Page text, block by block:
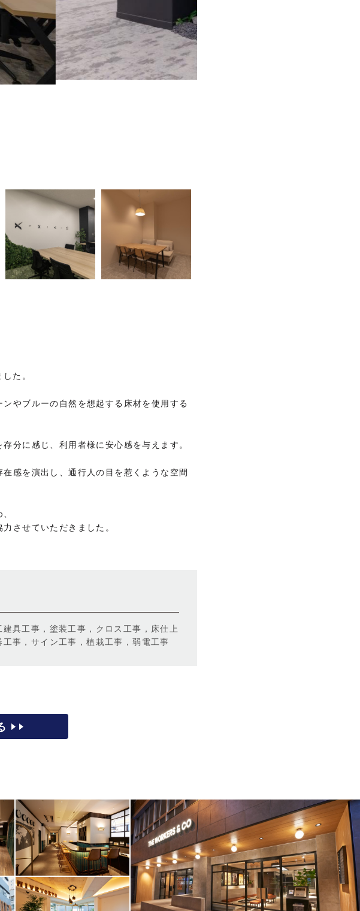
た。
やブルーの自然を想起する床材を使用する
分に感じ、利用者様に安心感を与えます。
感を演出し、通行人の 目を惹くような空間
させていただきました。
具工事，塗装工事，クロス工事，床仕上
事，サイン工事，植栽工事，弱電工事